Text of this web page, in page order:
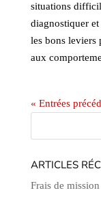
situations
diagnostiquer
les bons leviers
aux
« Entrées
ARTICLES
Frais de mission